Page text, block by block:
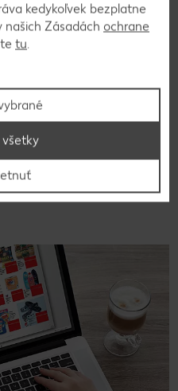
ste tu správne!
a vyberajte z
kedykoľvek bezplatne
našich Zásadách ochrane
tu.
všetky